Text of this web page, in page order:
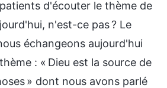
d'écouter le thème de
n'est-ce pas ? Le
échangeons aujourd'hui
: « Dieu est la source de
» dont nous avons parlé